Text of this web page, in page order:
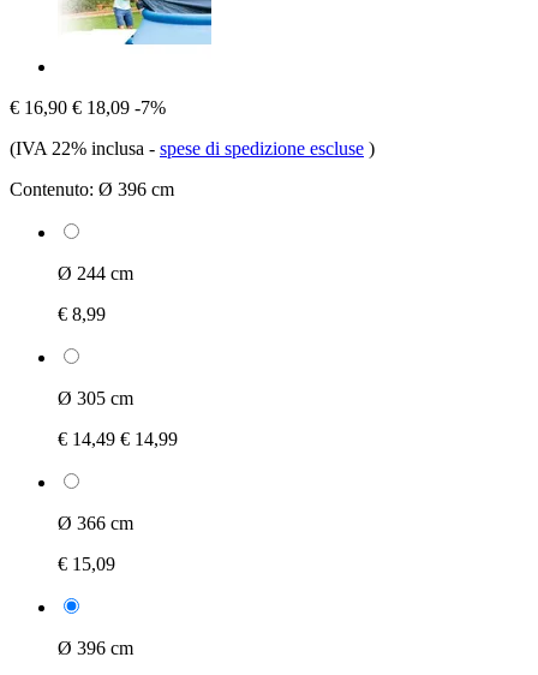
€ 16,90 € 18,09 -7%
(IVA 22% inclusa - spese di spedizione escluse )
Contenuto: Ø 396 cm
Ø 244 cm
€ 8,99
Ø 305 cm
€ 14,49 € 14,99
Ø 366 cm
€ 15,09
Ø 396 cm